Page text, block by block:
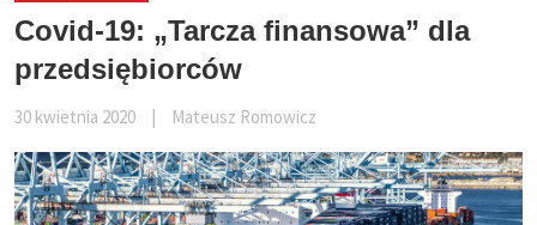
Covid-19: „Tarcza finansowa” dla
przedsiębiorców
30 kwietnia 2020 Mateusz Romowicz